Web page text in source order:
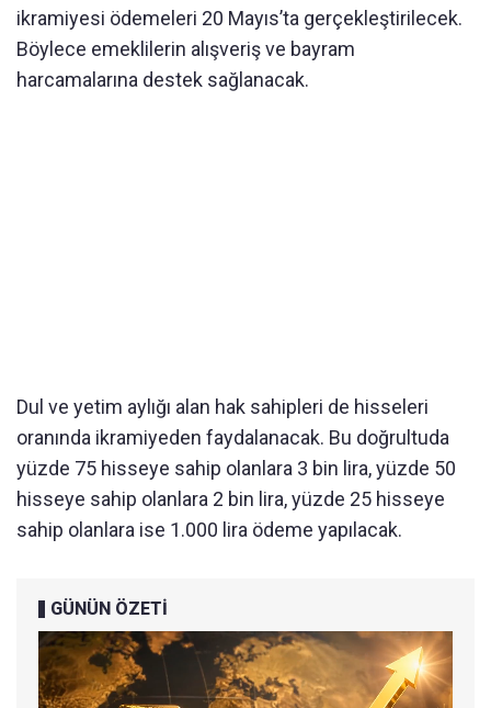
ikramiyesi ödemeleri 20 Mayıs’ta gerçekleştirilecek.
Böylece emeklilerin alışveriş ve bayram
harcamalarına destek sağlanacak.
Dul ve yetim aylığı alan hak sahipleri de hisseleri
oranında ikramiyeden faydalanacak. Bu doğrultuda
yüzde 75 hisseye sahip olanlara 3 bin lira, yüzde 50
hisseye sahip olanlara 2 bin lira, yüzde 25 hisseye
sahip olanlara ise 1.000 lira ödeme yapılacak.
GÜNÜN ÖZETİ